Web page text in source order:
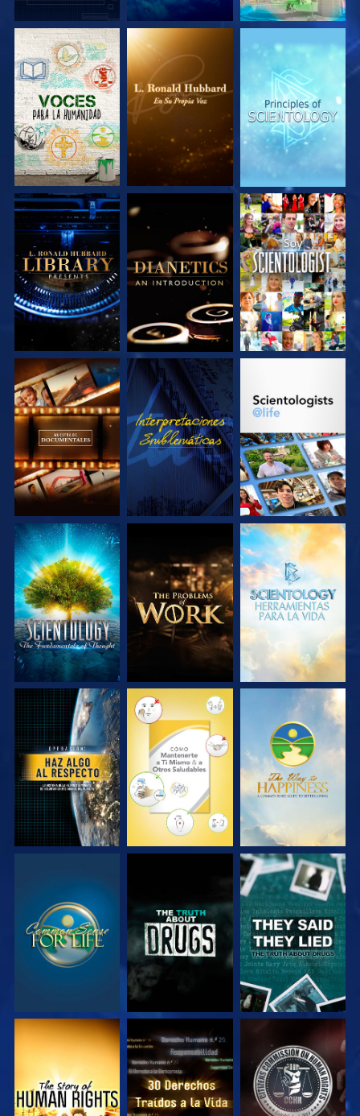
EXPLORA LAS
SERIES
EXPLORA LAS
SERIES
EXPLORA LAS
SERIES
EXPLORA LAS
SERIES
EXPLORA LAS
SERIES
VE
EXPLORA LAS
SERIES
VE
EXPLORA LAS
EXPLORA LAS
SERIES
EXPLORA LAS
SERIES
EXPLORA LAS
SERIES
VE VE VE
VE VE
VE VE VE